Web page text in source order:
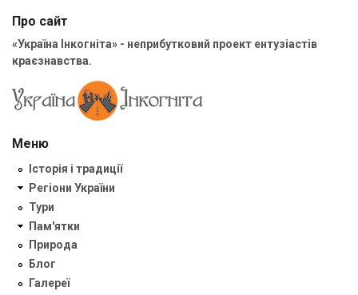
Про сайт
«Україна Інкогніта» - неприбутковий проект ентузіастів
краєзнавства.
Меню
Історія і традиції
Регіони України
Тури
Пам'ятки
Природа
Блог
Галереї